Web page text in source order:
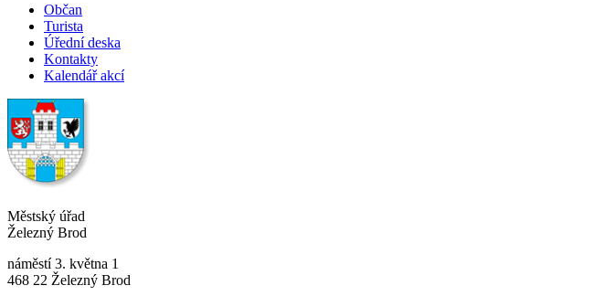
Občan
Turista
Úřední deska
Kontakty
Kalendář akcí
Městský úřad
Železný Brod
náměstí 3. května 1
468 22 Železný Brod